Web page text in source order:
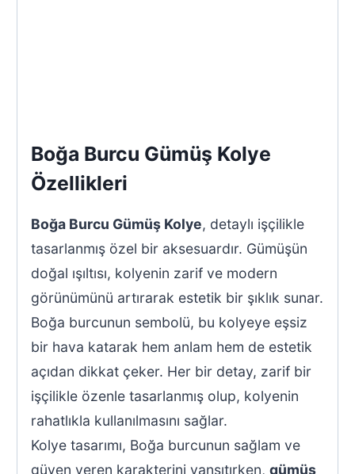
Boğa Burcu Gümüş Kolye
Özellikleri
Boğa Burcu Gümüş Kolye, detaylı işçilikle
tasarlanmış özel bir aksesuardır. Gümüşün
doğal ışıltısı, kolyenin zarif ve modern
görünümünü artırarak estetik bir şıklık sunar.
Boğa burcunun sembolü, bu kolyeye eşsiz
bir hava katarak hem anlam hem de estetik
açıdan dikkat çeker. Her bir detay, zarif bir
işçilikle özenle tasarlanmış olup, kolyenin
rahatlıkla kullanılmasını sağlar.
Kolye tasarımı, Boğa burcunun sağlam ve
güven veren karakterini yansıtırken,gümüş